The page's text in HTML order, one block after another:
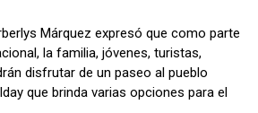
Márquez expresó que como parte
la familia, jóvenes, turistas,
disfrutar de un paseo al pueblo
que brinda varias opciones para el